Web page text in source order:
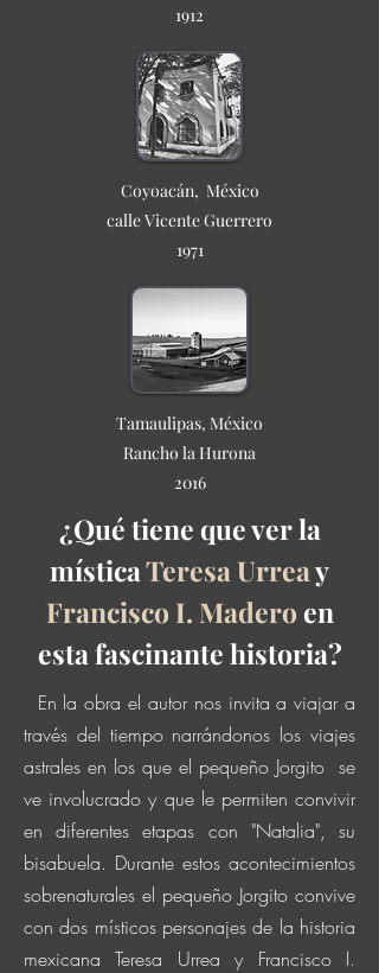
1912
Coyoacán, México
calle Vicente Guerrero
1971
Tamaulipas, México
Rancho la Hurona
2016
¿Qué tiene que ver la
místicaTeresa Urreay
Francisco I. Maderoen
estafascinantehistoria?
En la obra el autor nos invita a viajar a
través del tiempo narrándonos los viajes
astrales en los que el pequeño Jorgito se
ve involucrado y que le permiten convivir
en diferentes etapas con "Natalia", su
bisabuela. Durante estos acontecimientos
sobrenaturales el pequeño Jorgito convive
con dos místicospersonajes de la historia
mexicana Teresa Urrea y Francisco I.